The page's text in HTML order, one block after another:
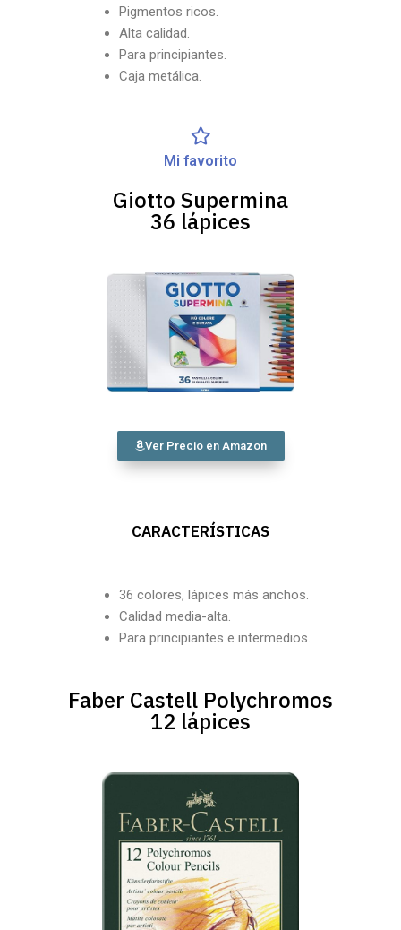
Pigmentos ricos.
Alta calidad.
Para principiantes.
Caja metálica.
Mi favorito
Giotto Supermina
36 lápices
Ver Precio en Amazon
CARACTERÍSTICAS
36 colores, lápices más anchos.
Calidad media-alta.
Para principiantes e intermedios.
Faber Castell Polychromos
12 lápices